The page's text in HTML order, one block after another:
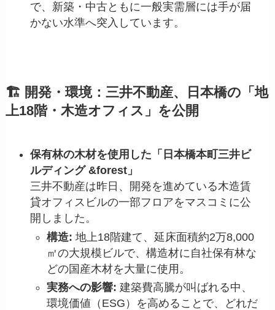
で、新築・中古ともに一般実需層には手が届
かない水準へ突入しています。
🏗️ 開発・環境：三井不動産、日本橋の「地
上18階・木造オフィス」を公開
保有林の木材を使用した「日本橋本町三井ビ
ルディング &forest」
三井不動産は昨日、開発を進めている木造賃
貸オフィスビルの一部フロアをマスコミに公
開しました。
構造: 地上18階建て、延床面積約2万8,000
㎡の大規模ビルで、構造材に自社保有林な
どの国産木材を大量に使用。
実務への影響: 建築費高騰が叫ばれる中、
環境価値（ESG）を高めることで、どれだ